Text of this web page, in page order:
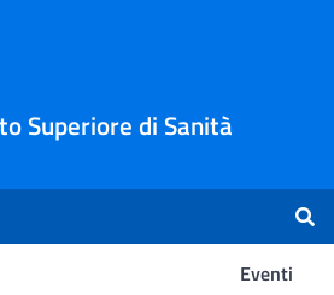
Superiore di Sanità
Eventi